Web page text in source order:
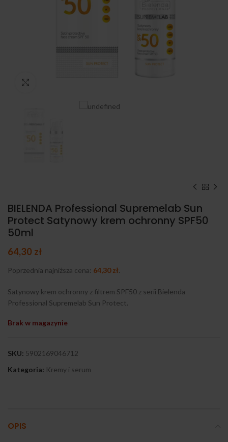
BIELENDA Professional Supremelab Sun
Protect Satynowy krem ochronny SPF50
50ml
64,30 zł
Poprzednia najniższa cena: 64,30zł.
Satynowy krem ochronny z filtrem SPF50 z serii Bielenda
Professional Supremelab Sun Protect.
Brak w magazynie
SKU: 5902169046712
Kategoria: Kremy i serum
OPIS